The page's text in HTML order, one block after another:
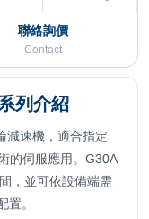
聯絡詢價
Contact
列介紹
減速機，適合指定
的伺服應用。G30A
，並可依設備端需
。